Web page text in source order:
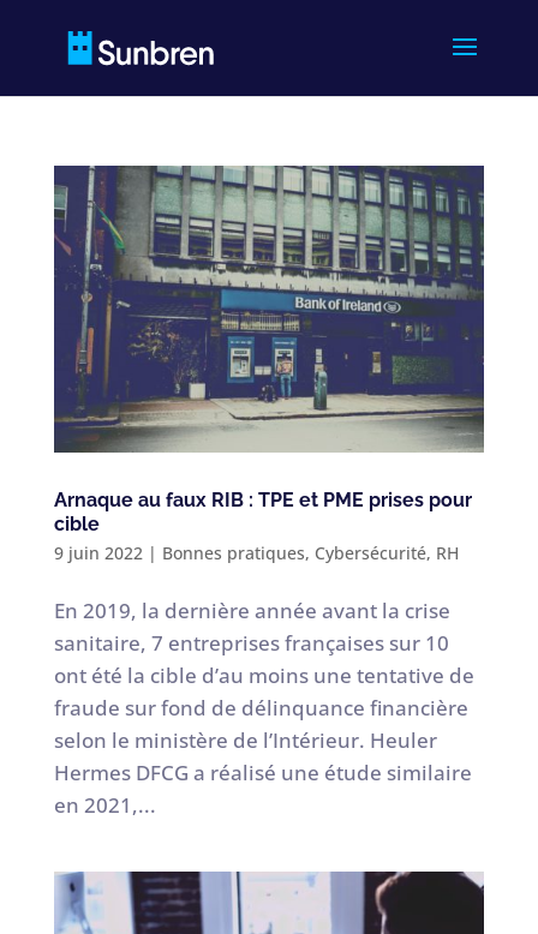
Arnaque au faux RIB : TPE et PME prises pour
cible
9 juin 2022| Bonnes pratiques, Cybersécurité, RH
En 2019, la dernière année avant la crise
sanitaire, 7 entreprises françaises sur 10
ont été la cible d’au moins une tentative de
fraude sur fond de délinquance financière
selon le ministère de l’Intérieur. Heuler
Hermes DFCG a réalisé une étude similaire
en 2021,...